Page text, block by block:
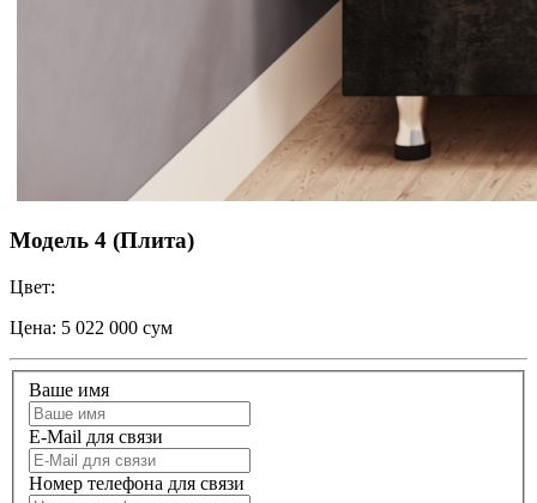
Модель 4 (Плита)
Цвет:
Цена: 5 022 000 сум
Ваше имя
E-Mail для связи
Номер телефона для связи